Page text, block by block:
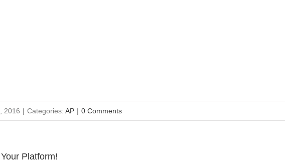
2016 | Categories:AP | 0 Comments
Platform!